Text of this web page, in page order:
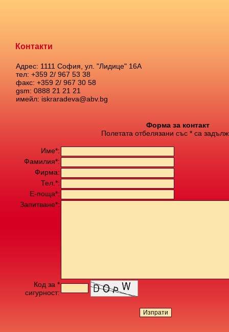
Контакти
Адрес: 1111 София, ул. "Лидице" 16А
тел: +359 2/ 967 53 38
факс: +359 2/ 967 30 58
gsm: 0888 21 21 21
имейл: iskraradeva@abv.bg
Форма за контакт
Полетата отбелязани със * са
Име*:
Фамилия*:
Фирма:
Тел.*:
Е-поща*:
Запитване*:
Код за *
сигурност: